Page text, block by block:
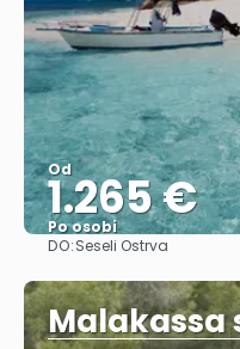
Od
1.265 €
Po osobi
DO:Seseli Ostrva
Malakassa